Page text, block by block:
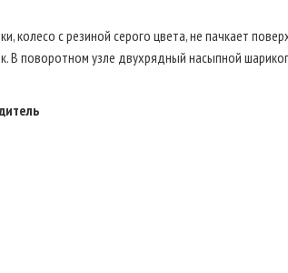
колесо с резиной серого цвета, не пачкает
В поворотном узле двухрядный насыпной